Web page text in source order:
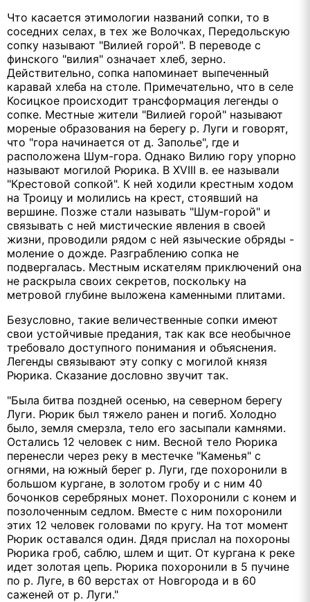
Что касается этимологии названий сопки, то в
соседних селах, в тех же Волочках, Передольскую
сопку называют "Вилией горой". В переводе с
финского "вилия" означает хлеб, зерно.
Действительно, сопка напоминает выпеченный
каравай хлеба на столе. Примечательно, что в селе
Косицкое происходит трансформация легенды о
сопке. Местные жители "Вилией горой" называют
мореные образования на берегу р. Луги и говорят,
что "гора начинается от д. Заполье", где и
расположена Шум-гора. Однако Вилию гору упорно
называют могилой Рюрика. В XVIII в. ее называли
"Крестовой сопкой". К ней ходили крестным ходом
на Троицу и молились на крест, стоявший на
вершине. Позже стали называть "Шум-горой" и
связывать с ней мистические явления в своей
жизни, проводили рядом с ней языческие обряды -
моление о дожде. Разграблению сопка не
подвергалась. Местным искателям приключений она
не раскрыла своих секретов, поскольку на
метровой глубине выложена каменными плитами.
Безусловно, такие величественные сопки имеют
свои устойчивые предания, так как все необычное
требовало доступного понимания и объяснения.
Легенды связывают эту сопку с могилой князя
Рюрика. Сказание дословно звучит так.
"Была битва поздней осенью, на северном берегу
Луги. Рюрик был тяжело ранен и погиб. Холодно
было, земля смерзла, тело его засыпали камнями.
Остались 12 человек с ним. Весной тело Рюрика
перенесли через реку в местечке "Каменья" с
огнями, на южный берег р. Луги, где похоронили в
большом кургане, в золотом гробу и с ним 40
бочонков серебряных монет. Похоронили с конем и
позолоченным седлом. Вместе с ним похоронили
этих 12 человек головами по кругу. На тот момент
Рюрик оставался один. Дядя прислал на похороны
Рюрика гроб, саблю, шлем и щит. От кургана к реке
идет золотая цепь. Рюрика похоронили в 5 пучине
по р. Луге, в 60 верстах от Новгорода и в 60
саженей от р. Луги."